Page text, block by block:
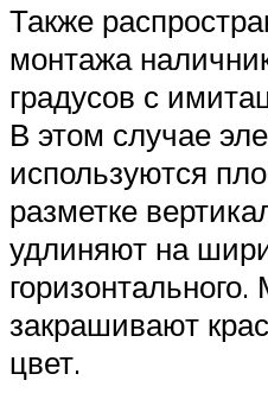
Также
монтажа
градусов с
В этом случае
используются
разметке
удлиняют на
закрашивают
цвет.